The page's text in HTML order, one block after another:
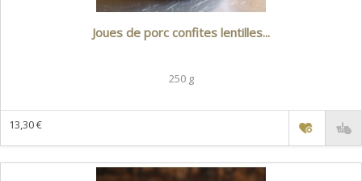
Joues de porc confites lentilles...
250 g
13,30 €